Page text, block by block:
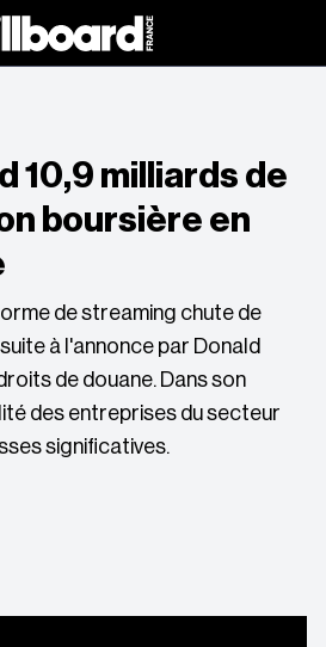
10,9 milliards de
boursière en
de streaming chute de
à l'annonce par Donald
de douane. Dans son
des entreprises du secteur
significatives.